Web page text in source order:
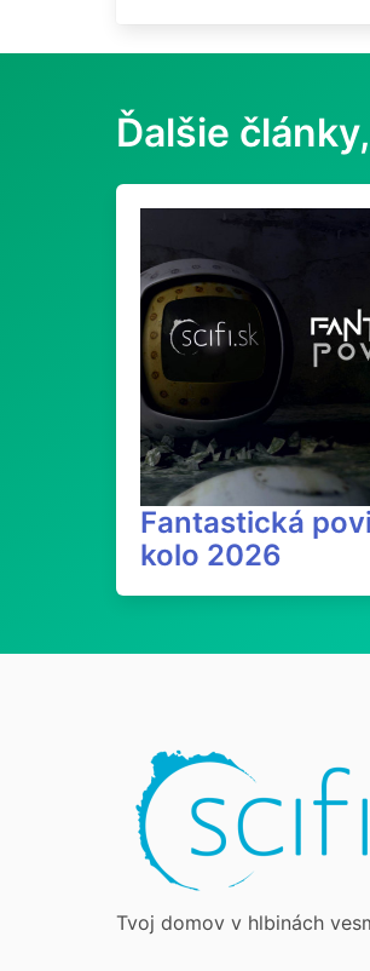
Ďalšie
Fantastická
kolo 2026
Tvoj domov v hlbinách